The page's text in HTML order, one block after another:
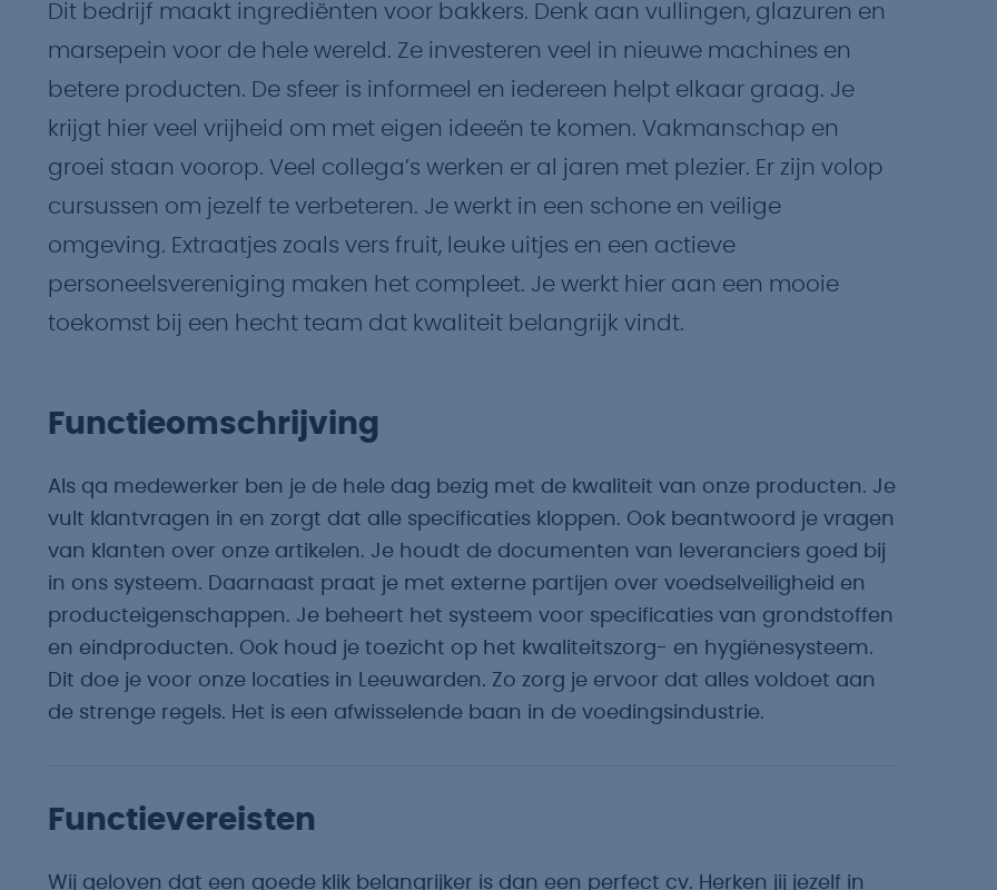
Dit bedrijf maakt ingrediënten voor bakkers. Denk aan vullingen, glazuren en
marsepein voor de hele wereld. Ze investeren veel in nieuwe machines en
betere producten. De sfeer is informeel en iedereen helpt elkaar graag. Je
krijgt hier veel vrijheid om met eigen ideeën te komen. Vakmanschap en
groei staan voorop. Veel collega’s werken er al jaren met plezier. Er zijn volop
cursussen om jezelf te verbeteren. Je werkt in een schone en veilige
omgeving. Extraatjes zoals vers fruit, leuke uitjes en een actieve
personeelsvereniging maken het compleet. Je werkt hier aan een mooie
toekomst bij een hecht team dat kwaliteit belangrijk vindt.
Functieomschrijving
Als qa medewerker ben je de hele dag bezig met de kwaliteit van onze producten. Je
vult klantvragen in en zorgt dat alle specificaties kloppen. Ook beantwoord je vragen
van klanten over onze artikelen. Je houdt de documenten van leveranciers goed bij
in ons systeem. Daarnaast praat je met externe partijen over voedselveiligheid en
producteigenschappen. Je beheert het systeem voor specificaties van grondstoffen
en eindproducten. Ook houd je toezicht op het kwaliteitszorg- en hygiënesysteem.
Dit doe je voor onze locaties in Leeuwarden. Zo zorg je ervoor dat alles voldoet aan
de strenge regels. Het is een afwisselende baan in de voedingsindustrie.
Functievereisten
Wij geloven dat een goede klik belangrijker is dan een perfect cv. Herken jij jezelf in